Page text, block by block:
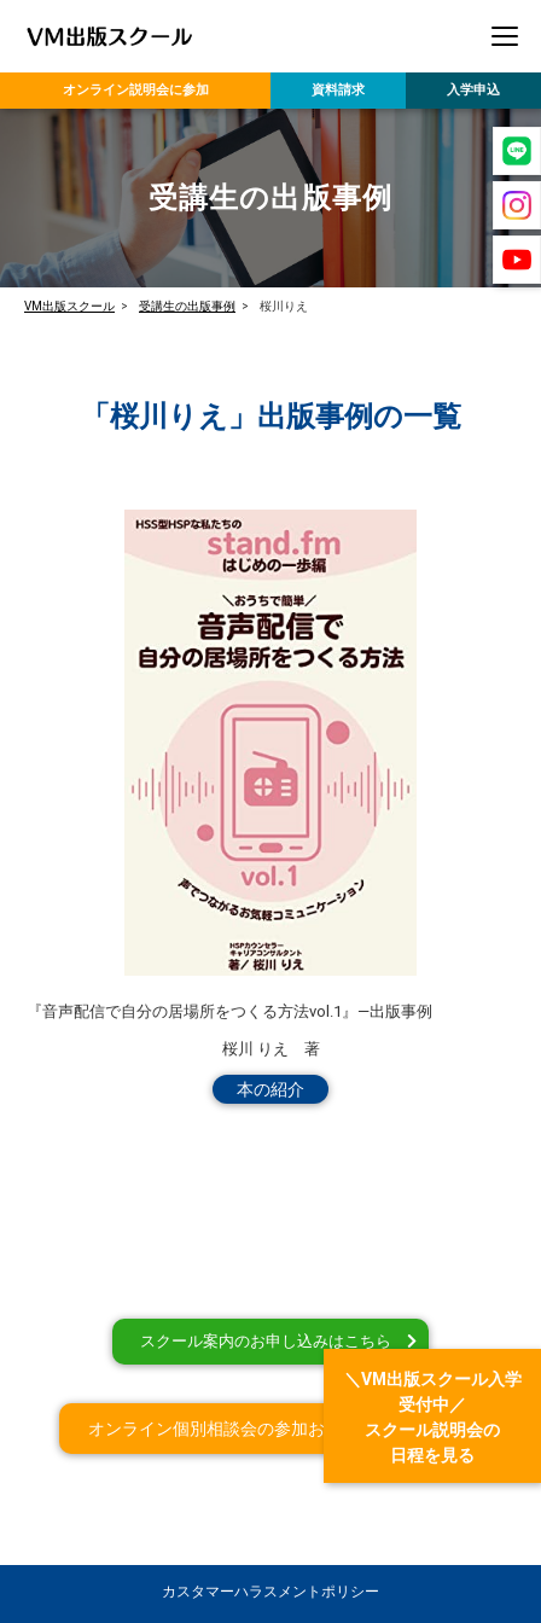
オンライン説明会に参加 資料請求 入学申込
＼VM出版スクール入学
受付中／
スクール説明会の
日程を見る
受講生の出版事例
VM出版スクール 受講生の出版事例 桜川りえ
「桜川りえ」出版事例の一覧
『音声配信で自分の居場所をつくる方法vol.1』―出版事例
桜川 りえ 著
本の紹介
スクール案内のお申し込みはこちら
オンライン個別相談会の参加お申込みはこちら
カスタマーハラスメントポリシー